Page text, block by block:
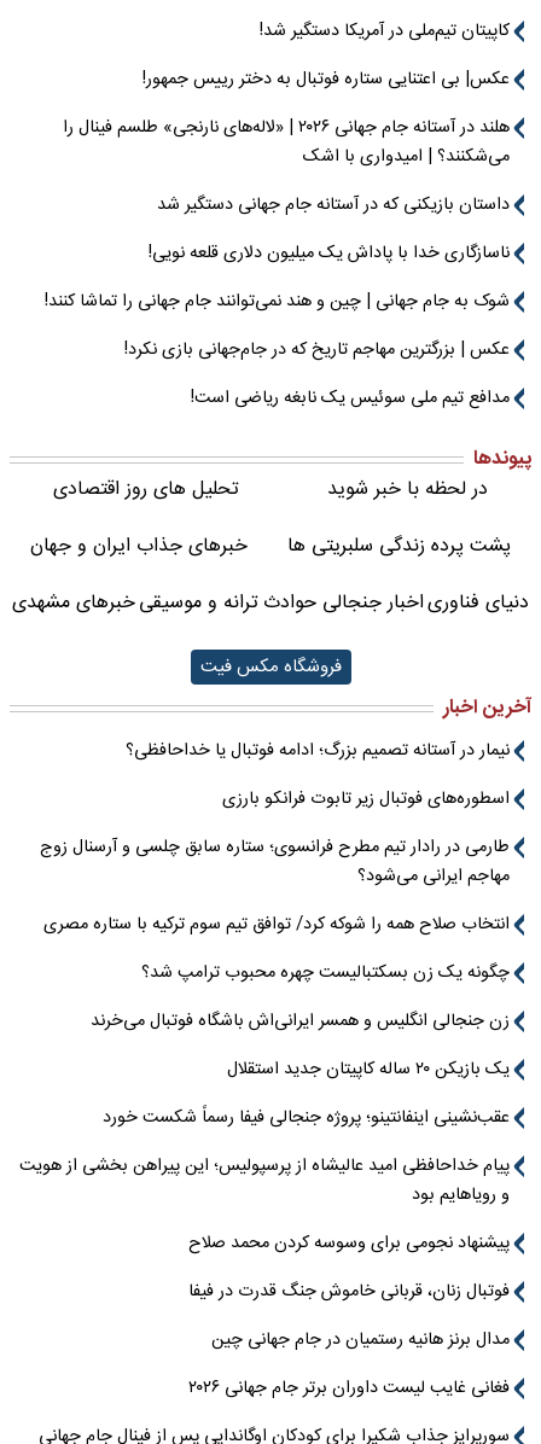
کاپیتان تیم‌ملی در آمریکا دستگیر شد!
عکس| بی اعتنایی ستاره فوتبال به دختر رییس جمهور!
هلند در آستانه جام جهانی ۲۰۲۶ | «لاله‌های نارنجی» طلسم فینال را
می‌شکنند؟ | امیدواری با اشک
داستان بازیکنی که در آستانه جام جهانی دستگیر شد
ناسازگاری خدا با پاداش یک میلیون دلاری قلعه نویی!
شوک به جام جهانی | چین و هند نمی‌توانند جام جهانی را تماشا کنند!
عکس | بزرگترین مهاجم تاریخ که در جام‌جهانی بازی نکرد!
مدافع تیم ملی سوئیس یک نابغه ریاضی است!
پیوندها
در لحظه با خبر شوید
تحلیل های روز اقتصادی
پشت پرده زندگی سلبریتی ها
خبرهای جذاب ایران و جهان
دنیای فناوریاخبار جنجالی حوادثترانه و موسیقیخبرهای مشهدی
فروشگاه مکس فیت
آخرین اخبار
نیمار در آستانه تصمیم بزرگ؛ ادامه فوتبال یا خداحافظی؟
اسطوره‌های فوتبال زیر تابوت فرانکو بارزی
طارمی در رادار تیم مطرح فرانسوی؛ ستاره سابق چلسی و آرسنال زوج
مهاجم ایرانی می‌شود؟
انتخاب صلاح همه را شوکه کرد/ توافق تیم سوم ترکیه با ستاره مصری
چگونه یک زن بسکتبالیست چهره محبوب ترامپ شد؟
زن جنجالی انگلیس و همسر ایرانی‌اش باشگاه فوتبال می‌خرند
یک بازیکن ۲۰ ساله کاپیتان جدید استقلال
عقب‌نشینی اینفانتینو؛ پروژه جنجالی فیفا رسماً شکست خورد
پیام خداحافظی امید عالیشاه از پرسپولیس؛ این پیراهن بخشی از هویت
و رویاهایم بود
پیشنهاد نجومی برای وسوسه کردن محمد صلاح
فوتبال زنان، قربانی خاموش جنگ قدرت در فیفا
مدال برنز هانیه رستمیان در جام جهانی چین
فغانی غایب لیست داوران برتر جام جهانی ۲۰۲۶
سورپرایز جذاب شکیرا برای کودکان اوگاندایی پس از فینال جام جهانی